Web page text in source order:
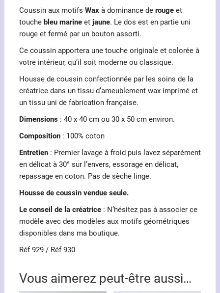
Coussin aux motifs Waxà dominance derougeet
touche bleu marineet jaune. Le dos est en partie uni
rouge et fermé par un bouton assorti.
Ce coussin apportera une touche originale et colorée à
votre intérieur, qu’il soit moderne ou classique.
Housse de coussin confectionnée par les soins de la
créatrice dans un tissu d’ameublement wax imprimé et
un tissu uni de fabrication française.
Dimensions: 40 x 40 cm ou 30 x 50 cm environ.
Composition: 100% coton
Entretien: Premier lavage à froid puis lavez séparément
en délicat à 30° sur l’envers, essorage en délicat,
repassage en coton. Pas de sèche linge.
Housse de coussin vendue seule.
Le conseil de la créatrice: N’hésitez pas à associer ce
modèle avec des modèles aux motifs géométriques
disponibles dans ma boutique.
Réf 929 / Réf 930
Vous aimerez peut-être aussi…